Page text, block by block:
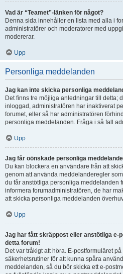
Vad är “Teamet”-länken för något?
Denna sida innehåller en lista med alla i
administratörer och moderatorer med
modererar.
Upp
Personliga meddelanden
Jag kan inte skicka personliga
Det finns tre möjliga anledningar till detta;
inloggad, administratören har inaktiverat
forumet, eller så har administratören
personliga meddelanden. Fråga i så fall
Upp
Jag får oönskade personliga
Du kan blockera en användare från att
genom att använda meddelanderegler
du får anstötliga personliga meddelanden
informera forumadministratören, de har
att skicka personliga meddelanden
Upp
Jag har fått skräppost eller anstötliga e-
detta forum!
Det var tråkigt att höra. E-postformuläret
säkerhetsrutiner för att kunna spåra
meddelanden, så du bör skicka ett e-